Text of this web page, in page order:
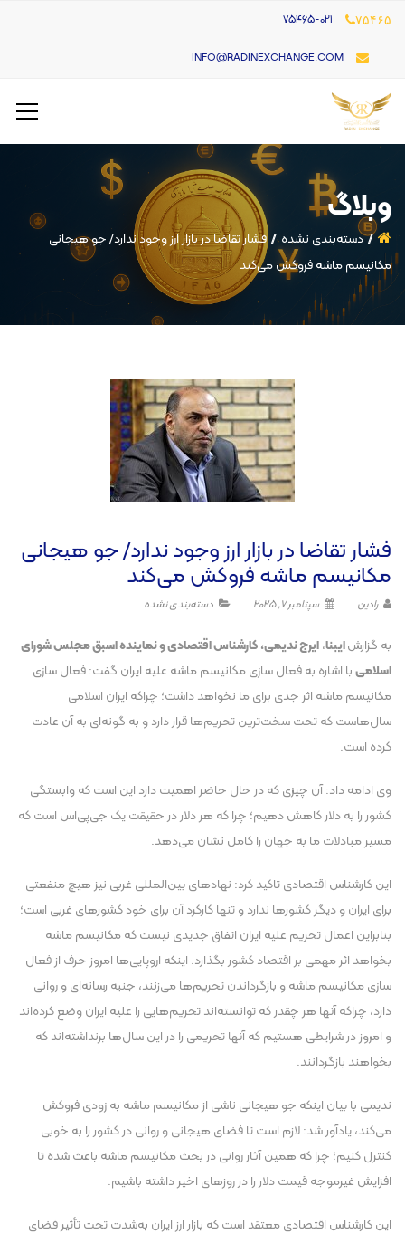
۷۵۴۶۵
INFO@RADINEXCHANGE.COM
وبلاگ
دسته‌بندی نشده
فشار تقاضا در بازار ارز وجود ندارد/ جو هیجانی
مکانیسم ماشه فروکش می‌کند
فشار تقاضا در بازار ارز وجود ندارد/ جو هیجانی
مکانیسم ماشه فروکش می‌کند
رادین سپتامبر 7, 2025 دسته‌بندی نشده
به گزارشایبنا،ایرج ندیمی، کارشناس اقتصادی و نماینده اسبق مجلس شورای
اسلامیبا اشاره به فعال سازی مکانیسم ماشه علیه ایران گفت: فعال سازی
مکانیسم ماشه اثر جدی برای ما نخواهد داشت؛ چراکه ایران اسلامی
سال‌هاست که تحت سخت‌ترین تحریم‌ها قرار دارد و به گونه‌ای به آن عادت
کرده است.
وی ادامه داد: آن چیزی که در حال حاضر اهمیت دارد این است که وابستگی
کشور را به دلار کاهش دهیم؛ چرا که هر دلار در حقیقت یک جی‌پی‌اس است که
مسیر مبادلات ما به جهان را کامل نشان می‌دهد.
این کارشناس اقتصادی تاکید کرد: نهادهای بین‌المللی غربی نیز هیچ منفعتی
برای ایران و دیگر کشورها ندارد و تنها کارکرد آن برای خود کشورهای غربی است؛
بنابراین اعمال تحریم علیه ایران اتفاق جدیدی نیست که مکانیسم ماشه
بخواهد اثر مهمی بر اقتصاد کشور بگذارد. اینکه اروپایی‌ها امروز حرف از فعال
سازی مکانیسم ماشه و بازگرداندن تحریم‌ها می‌زنند، جنبه رسانه‌ای و روانی
دارد، چراکه آنها هر چقدر که توانسته‌اند تحریم‌هایی را علیه ایران وضع کرده‌اند
و امروز در شرایطی هستیم که آنها تحریمی را در این سال‌ها برنداشته‌اند که
بخواهند بازگردانند.
ندیمی با بیان اینکه جو هیجانی ناشی از مکانیسم ماشه به زودی فروکش
می‌کند، یادآور شد: لازم است تا فضای هیجانی و روانی در کشور را به خوبی
کنترل کنیم؛ چرا که همین آثار روانی در بحث مکانیسم ماشه باعث شده تا
افزایش غیرموجه قیمت دلار را در روزهای اخیر داشته باشیم.
این کارشناس اقتصادی معتقد است که بازار ارز ایران به‌شدت تحت تأثیر فضای